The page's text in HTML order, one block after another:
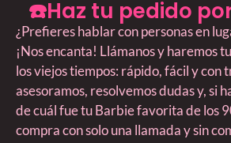
☎️Haz tu pedido
¿Prefieres hablar con personas en
¡Nos encanta! Llámanos y haremos
los viejos tiempos: rápido, fácil y con
asesoramos, resolvemos dudas y, si
de cuál fue tu Barbie favorita de los
compra con solo una llamada y sin